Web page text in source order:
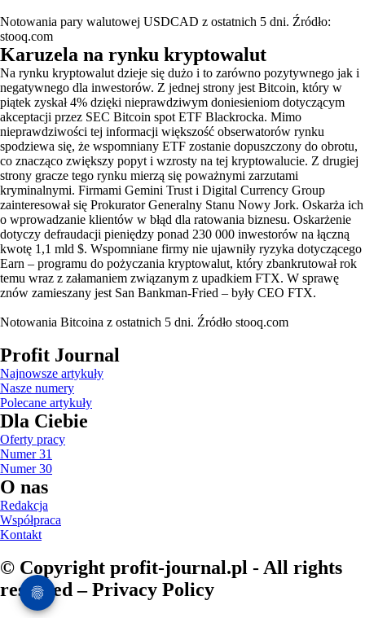
Notowania pary walutowej USDCAD z ostatnich 5 dni. Źródło:
stooq.com
Karuzela na rynku kryptowalut
Na rynku kryptowalut dzieje się dużo i to zarówno pozytywnego jak i
negatywnego dla inwestorów. Z jednej strony jest Bitcoin, który w
piątek zyskał 4% dzięki nieprawdziwym doniesieniom dotyczącym
akceptacji przez SEC Bitcoin spot ETF Blackrocka. Mimo
nieprawdziwości tej informacji większość obserwatorów rynku
spodziewa się, że wspomniany ETF zostanie dopuszczony do obrotu,
co znacząco zwiększy popyt i wzrosty na tej kryptowalucie. Z drugiej
strony gracze tego rynku mierzą się poważnymi zarzutami
kryminalnymi. Firmami Gemini Trust i Digital Currency Group
zainteresował się Prokurator Generalny Stanu Nowy Jork. Oskarża ich
o wprowadzanie klientów w błąd dla ratowania biznesu. Oskarżenie
dotyczy defraudacji pieniędzy ponad 230 000 inwestorów na łączną
kwotę 1,1 mld $. Wspomniane firmy nie ujawniły ryzyka dotyczącego
Earn – programu do pożyczania kryptowalut, który zbankrutował rok
temu wraz z załamaniem związanym z upadkiem FTX. W sprawę
znów zamieszany jest San Bankman-Fried – były CEO FTX.
Notowania Bitcoina z ostatnich 5 dni. Źródło stooq.com
Profit Journal
Najnowsze artykuły
Nasze numery
Polecane artykuły
Dla Ciebie
Oferty pracy
Numer 31
Numer 30
O nas
Redakcja
Współpraca
Kontakt
© Copyright profit-journal.pl - All rights
reserved – Privacy Policy